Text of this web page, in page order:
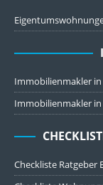
Immobilienmakler in
Immobilienmakler in
Checkliste